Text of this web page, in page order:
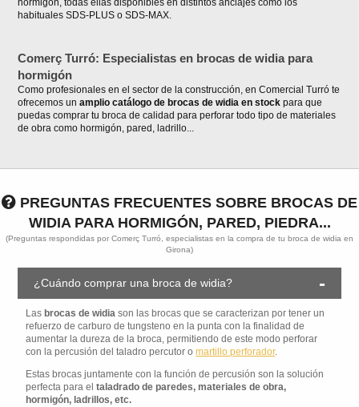
hormigón, todas ellas disponibles en distintos anclajes como los
habituales SDS-PLUS o SDS-MAX.
Comerç Turró: Especialistas en brocas de widia para
hormigón
Como profesionales en el sector de la construcción, en Comercial Turró te
ofrecemos unamplio catálogo de brocas de widia en stockpara que
puedas comprar tu broca de calidad para perforar todo tipo de materiales
de obra como hormigón, pared, ladrillo...
PREGUNTAS FRECUENTES SOBRE BROCAS DE
WIDIA PARA HORMIGÓN, PARED, PIEDRA...
(Preguntas respondidas por Comerç Turró, especialistas en la compra de tu broca de widia en
Girona)
¿Cuándo comprar una broca de widia?
Las brocas de widiason las brocas que se caracterizan por tener un
refuerzo de carburo de tungsteno en la punta con la finalidad de
aumentar la dureza de la broca, permitiendo de este modo perforar
con la percusión del taladro percutor omartillo perforador.
Estas brocas juntamente con la función de percusión son la solución
perfecta para eltaladrado de paredes, materiales de obra,
hormigón, ladrillos, etc.